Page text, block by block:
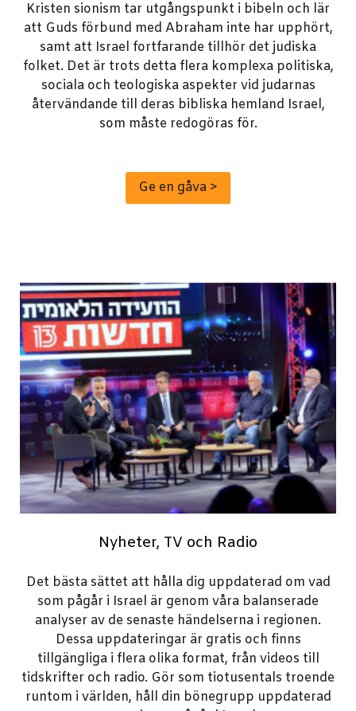
Kristen sionism tar utgångspunkt i bibeln och lär
att Guds förbund med Abraham inte har upphört,
samt att Israel fortfarande tillhör det judiska
folket. Det är trots detta flera komplexa politiska,
sociala och teologiska aspekter vid judarnas
återvändande till deras bibliska hemland Israel,
som måste redogöras för.
Ge en gåva >
Nyheter, TV och Radio
Det bästa sättet att hålla dig uppdaterad om vad
som pågår i Israel är genom våra balanserade
analyser av de senaste händelserna i regionen.
Dessa uppdateringar är gratis och finns
tillgängliga i flera olika format, från videos till
tidskrifter och radio. Gör som tiotusentals troende
runtom i världen, håll din bönegrupp uppdaterad